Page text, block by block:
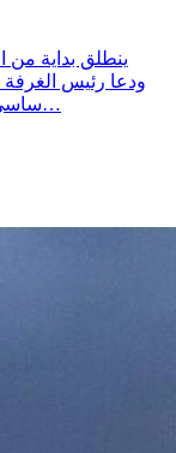
ودعا رئيس
ساسي التجار في كامل تراب الجهورية إلى الانخراط…